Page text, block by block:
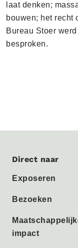
laat denken;
bouwen; het recht
Bureau Stoer
besproken.
Direct naar
Exposeren
Bezoeken
impact